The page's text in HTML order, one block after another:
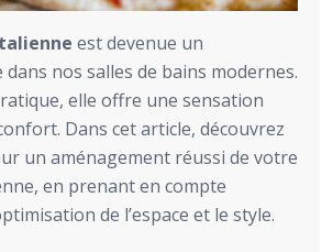
est devenue un
nos salles de bains modernes.
elle offre une sensation
Dans cet article, découvrez
un aménagement réussi de votre
en prenant en compte
de l’espace et le style.